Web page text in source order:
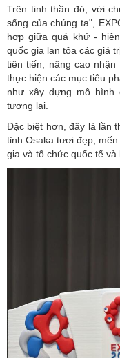
Trên tinh thần đó, với
sống của chúng ta",
hợp giữa quá khứ -
quốc gia lan tỏa các giá
tiên tiến; nâng cao
thực hiện các mục tiêu
như xây dựng mô hình
tương lai.
Đặc biệt hơn, đây là lần
tỉnh Osaka tươi đẹp,
gia và tổ chức quốc tế và